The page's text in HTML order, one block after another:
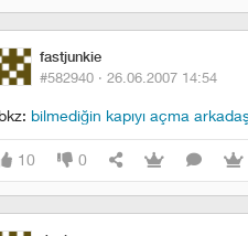
fastjunkie
#582940 · 26.06.2007 14:54
bilmediğin kapıyı açma
10 0